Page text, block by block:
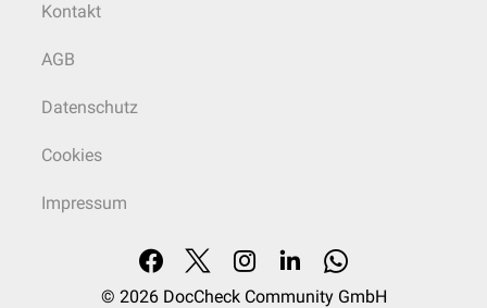
Kontakt
AGB
Datenschutz
Cookies
Impressum
© 2026 DocCheck Community GmbH